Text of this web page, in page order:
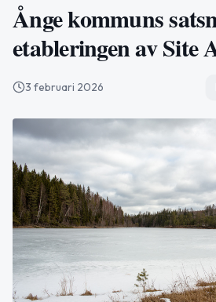
Ånge kommuns
etableringen av Site
3 februari 2026